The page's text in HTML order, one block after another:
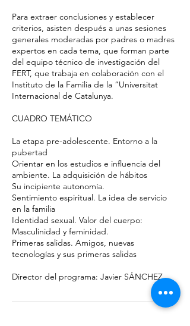
Para extraer conclusiones y establecer
criterios, asisten después a unas sesiones
generales moderadas por padres o madres
expertos en cada tema, que forman parte
del equipo técnico de investigación del
FERT, que trabaja en colaboración con el
Instituto de la Familia de la “Universitat
Internacional de Catalunya.
CUADRO TEMÁTICO
La etapa pre-adolescente. Entorno a la
pubertad
Orientar en los estudios e influencia del
ambiente. La adquisición de hábitos
Su incipiente autonomía.
Sentimiento espiritual. La idea de servicio
en la familia
Identidad sexual. Valor del cuerpo:
Masculinidad y feminidad.
Primeras salidas. Amigos, nuevas
tecnologías y sus primeras salidas
Director del programa: Javier SÁNCHEZ